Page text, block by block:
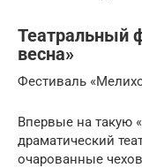
Театральный
весна»
Фестиваль
Впервые на такую
драматический
очарованные